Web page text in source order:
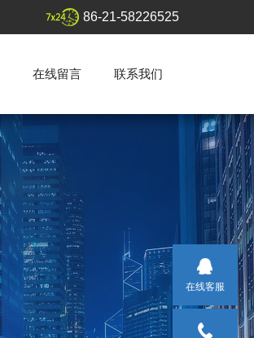
86-21-58226525
在线留言 联系我们
在线客服